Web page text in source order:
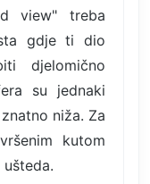
view" treba
gdje ti dio
djelomično
su jednaki
niža. Za
kutom